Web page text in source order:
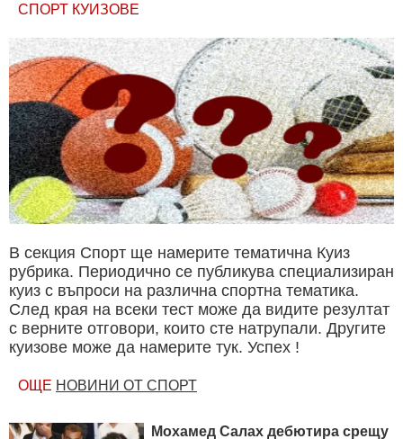
СПОРТ КУИЗОВЕ
В секция Спорт ще намерите тематична Куиз
рубрика. Периодично се публикува специализиран
куиз с въпроси на различна спортна тематика.
След края на всеки тест може да видите резултат
с верните отговори, които сте натрупали. Другите
куизове може да намерите тук. Успех !
ОЩЕ НОВИНИ ОТ СПОРТ
Мохамед Салах дебютира срещу